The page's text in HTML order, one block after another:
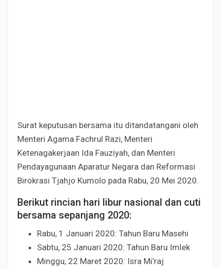
Surat keputusan bersama itu ditandatangani oleh
Menteri Agama Fachrul Razi, Menteri
Ketenagakerjaan Ida Fauziyah, dan Menteri
Pendayagunaan Aparatur Negara dan Reformasi
Birokrasi Tjahjo Kumolo pada Rabu, 20 Mei 2020.
Berikut rincian hari libur nasional dan cuti
bersama sepanjang 2020:
Rabu, 1 Januari 2020: Tahun Baru Masehi
Sabtu, 25 Januari 2020: Tahun Baru Imlek
Minggu, 22 Maret 2020: Isra Mi’raj